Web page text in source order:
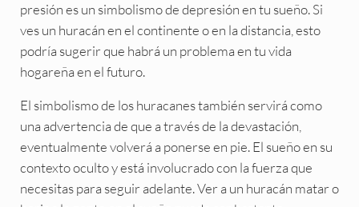
presión es un simbolismo de depresión en tu sueño. Si
ves un huracán en el continente o en la distancia, esto
podría sugerir que habrá un problema en tu vida
hogareña en el futuro.
El simbolismo de los huracanes también servirá como
una advertencia de que a través de la devastación,
eventualmente volverá a ponerse en pie. El sueño en su
contexto oculto y está involucrado con la fuerza que
necesitas para seguir adelante. Ver a un huracán matar o